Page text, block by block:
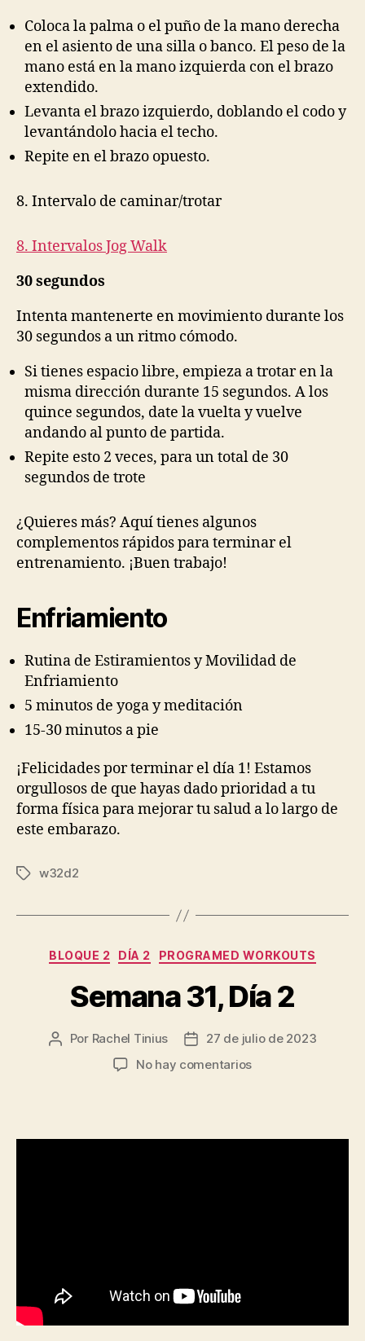
Coloca la palma o el puño de la mano derecha
en el asiento de una silla o banco. El peso de la
mano está en la mano izquierda con el brazo
extendido.
Levanta el brazo izquierdo, doblando el codo y
levantándolo hacia el techo.
Repite en el brazo opuesto.
8. Intervalo de caminar/trotar
8. Intervalos Jog Walk
30 segundos
Intenta mantenerte en movimiento durante los
30 segundos a un ritmo cómodo.
Si tienes espacio libre, empieza a trotar en la
misma dirección durante 15 segundos. A los
quince segundos, date la vuelta y vuelve
andando al punto de partida.
Repite esto 2 veces, para un total de 30
segundos de trote
¿Quieres más? Aquí tienes algunos
complementos rápidos para terminar el
entrenamiento. ¡Buen trabajo!
Enfriamiento
Rutina de Estiramientos y Movilidad de
Enfriamiento
5 minutos de yoga y meditación
15-30 minutos a pie
¡Felicidades por terminar el día 1! Estamos
orgullosos de que hayas dado prioridad a tu
forma física para mejorar tu salud a lo largo de
este embarazo.
Etiquetas
w32d2
Categorías
BLOQUE 2 DÍA 2 PROGRAMED WORKOUTS
Semana 31, Día 2
Autor
Por Rachel Tinius
Fecha27 de julio de 2023
No hay comentariosen